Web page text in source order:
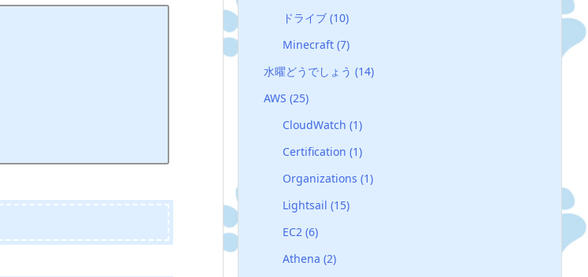
ドライブ(10)
Minecraft(7)
水曜どうでしょう (14)
AWS (25)
CloudWatch(1)
Certification(1)
Organizations(1)
Lightsail(15)
EC2(6)
Athena(2)